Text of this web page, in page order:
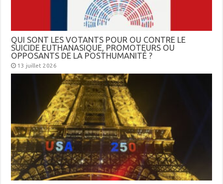
QUI SONT LES VOTANTS POUR OU CONTRE LE
SUICIDE EUTHANASIQUE, PROMOTEURS OU
OPPOSANTS DE LA POSTHUMANITÉ ?
13 juillet 2026